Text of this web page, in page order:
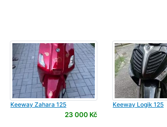
Keeway Zahara 125
23 000 Kč
Keeway Logik 125